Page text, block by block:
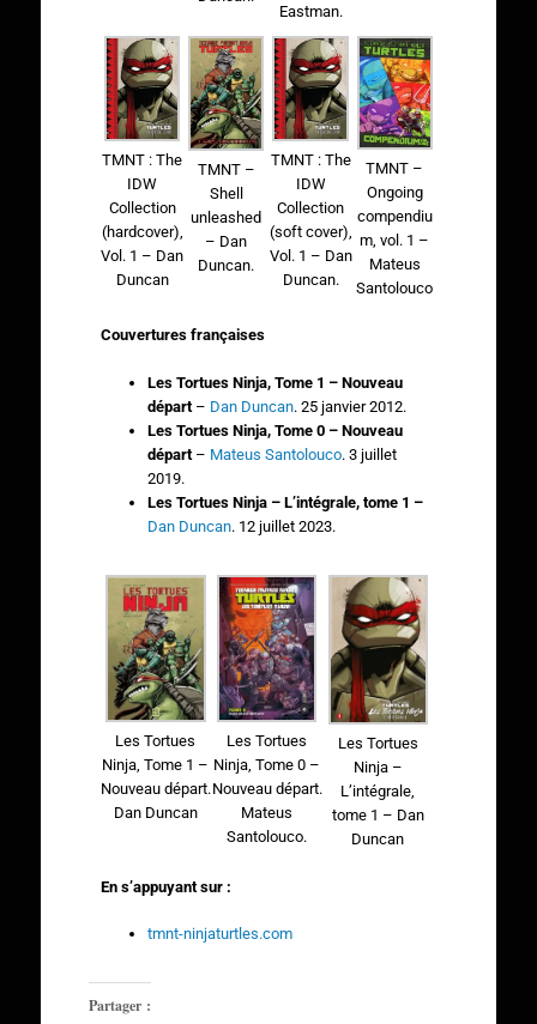
Eastman.
TMNT : The
IDW
Collection
(hardcover),
Vol. 1 – Dan
Duncan
TMNT –
Shell
unleashed
– Dan
Duncan.
TMNT : The
IDW
Collection
(soft cover),
Vol. 1 – Dan
Duncan.
TMNT –
Ongoing
compendiu
m, vol. 1 –
Mateus
Santolouco
Couvertures françaises
Les Tortues Ninja, Tome 1 – Nouveau
départ– Dan Duncan. 25 janvier 2012.
Les Tortues Ninja, Tome 0 – Nouveau
départ– Mateus Santolouco. 3 juillet
2019.
Les Tortues Ninja – L’intégrale, tome 1 –
Dan Duncan. 12 juillet 2023.
Les Tortues
Ninja, Tome 1 –
Nouveau départ.
Dan Duncan
Les Tortues
Ninja, Tome 0 –
Nouveau départ.
Mateus
Santolouco.
Les Tortues
Ninja –
L’intégrale,
tome 1 – Dan
Duncan
En s’appuyant sur :
tmnt-ninjaturtles.com
Partager :